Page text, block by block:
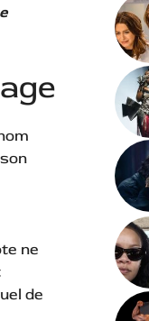
ne
de